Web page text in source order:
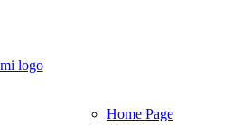
Home Page